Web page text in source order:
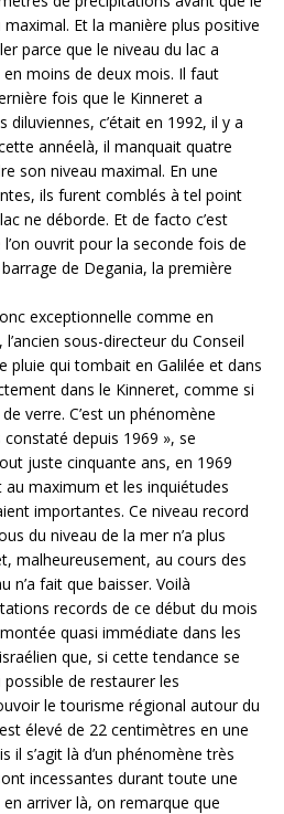
Et la manière plus positive
parce que le niveau du lac a
en moins de deux mois. Il faut
fois que le Kinneret a
diluviennes, c’était en 1992, il y a
annéelà, il manquait quatre
son niveau maximal. En une
ils furent comblés à tel point
ne déborde. Et de facto c’est
ouvrit pour la seconde fois de
barrage de Degania, la première
exceptionnelle comme en
sous-directeur du Conseil
pluie qui tombait en Galilée et dans
dans le Kinneret, comme si
verre. C’est un phénomène
constaté depuis 1969 », se
juste cinquante ans, en 1969
maximum et les inquiétudes
importantes. Ce niveau record
du niveau de la mer n’a plus
malheureusement, au cours des
n’a fait que baisser. Voilà
records de ce début du mois
quasi immédiate dans les
que, si cette tendance se
de restaurer les
le tourisme régional autour du
élevé de 22 centimètres en une
il s’agit là d’un phénomène très
incessantes durant toute une
arriver là, on remarque que